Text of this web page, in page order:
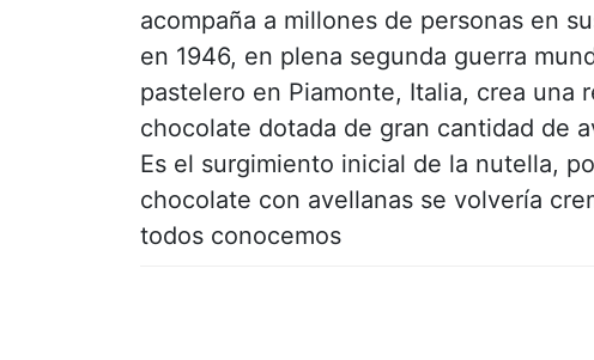
acompaña a millones de personas en
en 1946, en plena segunda guerra
pastelero en Piamonte, Italia, crea una
chocolate dotada de gran cantidad de
Es el surgimiento inicial de la nutella,
chocolate con avellanas se volvería
todos conocemos